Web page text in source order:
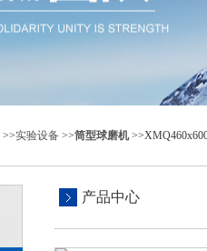
>>实验设备 >>筒型球磨机
产品中心